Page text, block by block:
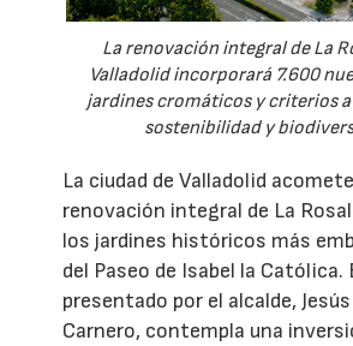
La renovación integral de La
Valladolid incorporará 7.600
jardines cromáticos y criterios
sostenibilidad y
La ciudad de Valladolid
renovación integral de La
los jardines históricos más
del Paseo de Isabel la Católica.
presentado por el alcalde, Jesús
Carnero, contempla una